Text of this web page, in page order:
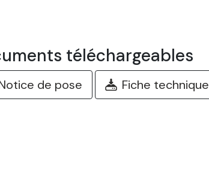
téléchargeables
de pose Fiche technique